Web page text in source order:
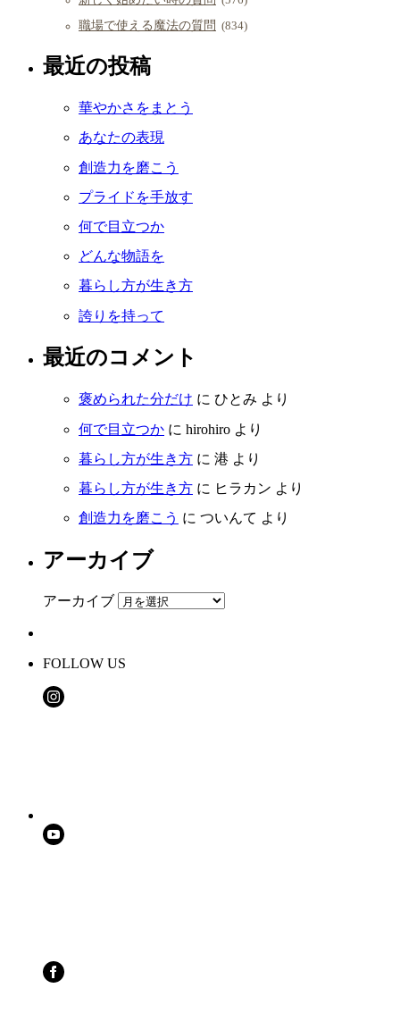
職場で使える魔法の質問 (834)
最近の投稿
華やかさをまとう
あなたの表現
創造力を磨こう
プライドを手放す
何で目立つか
どんな物語を
暮らし方が生き方
誇りを持って
最近のコメント
褒められた分だけ に ひとみ より
何で目立つか に hirohiro より
暮らし方が生き方 に 港 より
暮らし方が生き方 に ヒラカン より
創造力を磨こう に ついんて より
アーカイブ
アーカイブ
FOLLOW US